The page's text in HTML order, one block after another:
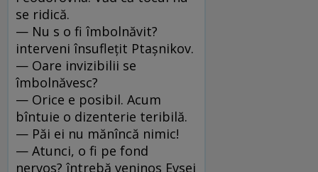
se ridică.
— Nu s o fi îmbolnăvit?
interveni însufleţit Ptaşnikov.
— Oare invizibilii se
îmbolnăvesc?
— Orice e posibil. Acum
bîntuie o dizenterie teribilă.
— Păi ei nu mănîncă nimic!
— Atunci, o fi pe fond
nervos? întrebă veninos Evsei